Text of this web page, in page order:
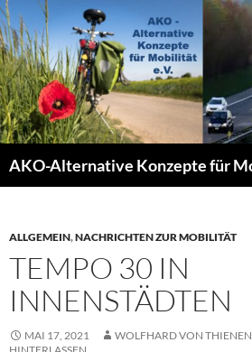
Zum
Inhalt
springen
ALLGEMEIN,NACHRICHTEN ZUR MOBILITÄT
TEMPO 30 IN
INNENSTÄDTEN
MAI 17, 2021 WOLFHARD VON THIENEN